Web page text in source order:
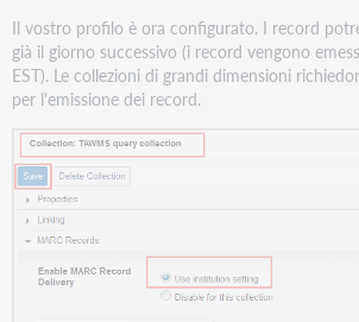
Il vostro profilo è ora configurato. I record
già il giorno successivo (i record vengono
EST). Le collezioni di grandi dimensioni
per l'emissione dei record.